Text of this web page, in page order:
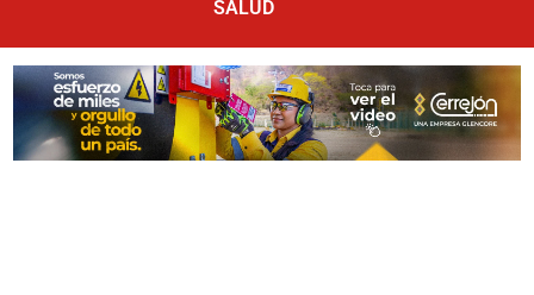
SALUD